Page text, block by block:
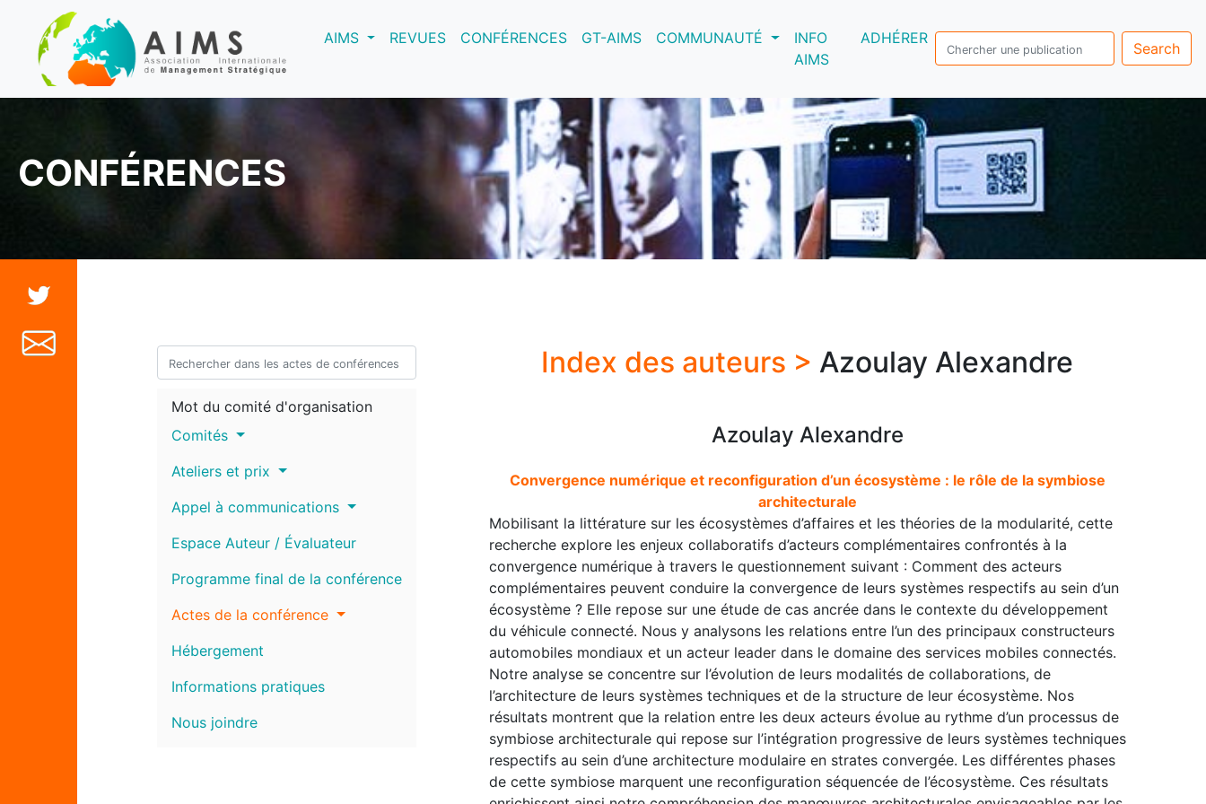
AIMS(current)REVUES CONFÉRENCES GT-AIMS COMMUNAUTÉ
INFO
AIMS
ADHÉRER
Search
CONFÉRENCES
Mot du comité d'organisation
Comités
Ateliers et prix
Appel à communications
Espace Auteur / Évaluateur
Programme final de la conférence
Actes de la conférence
Hébergement
Informations pratiques
Nous joindre
Index des auteurs > Azoulay Alexandre
Azoulay Alexandre
Convergence numérique et reconfiguration d’un écosystème : le rôle de la symbiose
architecturale
Mobilisant la littérature sur les écosystèmes d’affaires et les théories de la modularité, cette
recherche explore les enjeux collaboratifs d’acteurs complémentaires confrontés à la
convergence numérique à travers le questionnement suivant : Comment des acteurs
complémentaires peuvent conduire la convergence de leurs systèmes respectifs au sein d’un
écosystème ? Elle repose sur une étude de cas ancrée dans le contexte du développement
du véhicule connecté. Nous y analysons les relations entre l’un des principaux constructeurs
automobiles mondiaux et un acteur leader dans le domaine des services mobiles connectés.
Notre analyse se concentre sur l’évolution de leurs modalités de collaborations, de
l’architecture de leurs systèmes techniques et de la structure de leur écosystème. Nos
résultats montrent que la relation entre les deux acteurs évolue au rythme d’un processus de
symbiose architecturale qui repose sur l’intégration progressive de leurs systèmes techniques
respectifs au sein d’une architecture modulaire en strates convergée. Les différentes phases
de cette symbiose marquent une reconfiguration séquencée de l’écosystème. Ces résultats